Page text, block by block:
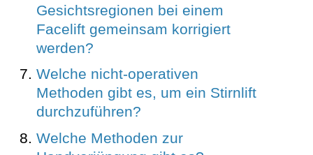
Gesichtsregionen bei einem
Facelift gemeinsam korrigiert
werden?
Welche nicht-operativen
Methoden gibt es, um ein Stirnlift
durchzuführen?
Welche Methoden zur